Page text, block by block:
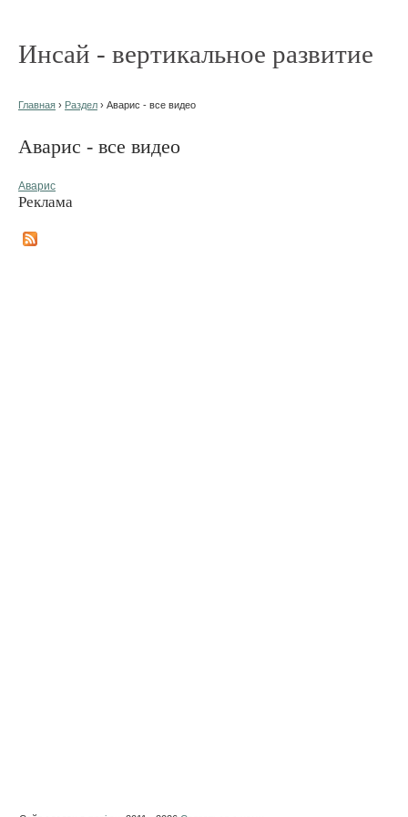
Инсай - вертикальное развитие
Главная › Раздел › Аварис - все видео
Аварис - все видео
Аварис
Реклама